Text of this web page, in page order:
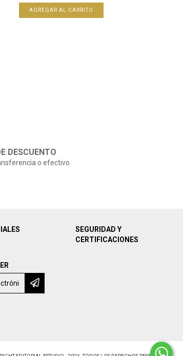
DESCUENTO
o efectivo
SEGURIDAD Y
CERTIFICACIONES